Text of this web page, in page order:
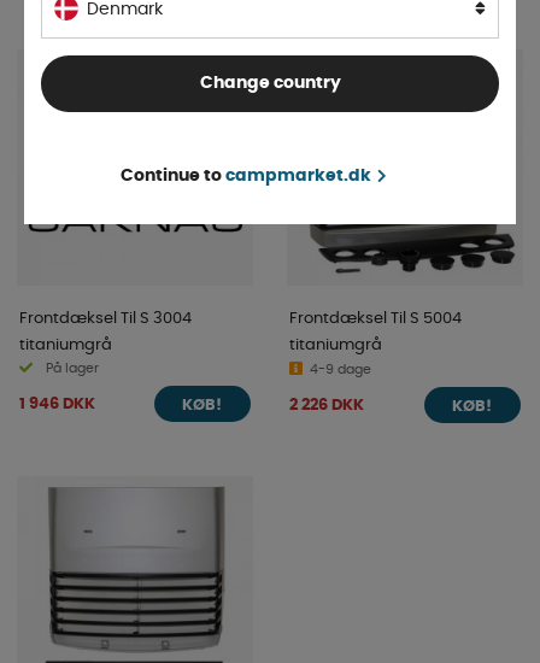
Frontdæksel Til S 3004
titaniumgrå
På lager
1 946 DKK KØB!
Frontdæksel Til S 5004
titaniumgrå
4-9 dage
2 226 DKK KØB!
Denmark
Change country
Continue to campmarket.dk